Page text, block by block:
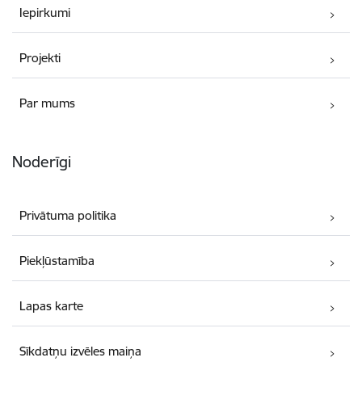
Iepirkumi
Projekti
Par mums
Noderīgi
Privātuma politika
Piekļūstamība
Lapas karte
Sīkdatņu izvēles maiņa